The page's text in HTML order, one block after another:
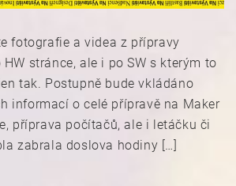
fotografie a videa z přípravy
stránce, ale i po SW s kterým to
tak. Postupně bude vkládáno
informací o celé přípravě na Maker
příprava počítačů, ale i letáčku či
zabrala doslova hodiny […]